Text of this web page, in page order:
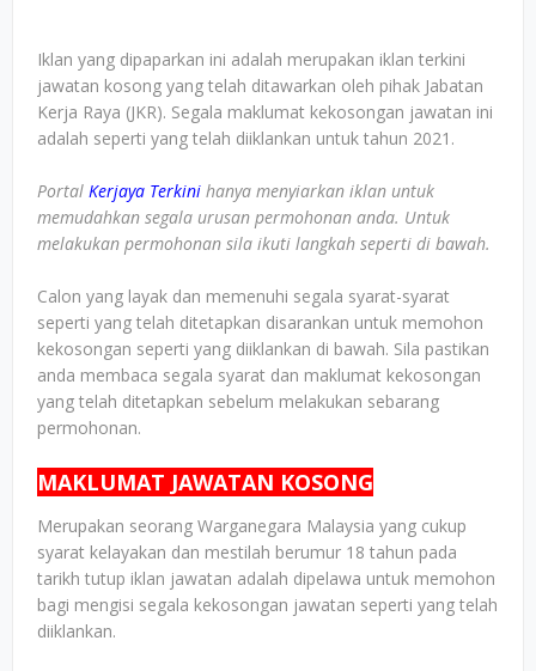
Iklan yang dipaparkan ini adalah merupakan iklan terkini
jawatan kosong yang telah ditawarkan oleh pihak Jabatan
Kerja Raya (JKR). Segala maklumat kekosongan jawatan ini
adalah seperti yang telah diiklankan untuk tahun 2021.
Portal Kerjaya Terkini hanya menyiarkan iklan untuk
memudahkan segala urusan permohonan anda. Untuk
melakukan permohonan sila ikuti langkah seperti di bawah.
Calon yang layak dan memenuhi segala syarat-syarat
seperti yang telah ditetapkan disarankan untuk memohon
kekosongan seperti yang diiklankan di bawah. Sila pastikan
anda membaca segala syarat dan maklumat kekosongan
yang telah ditetapkan sebelum melakukan sebarang
permohonan.
MAKLUMAT JAWATAN KOSONG
Merupakan seorang Warganegara Malaysia yang cukup
syarat kelayakan dan mestilah berumur 18 tahun pada
tarikh tutup iklan jawatan adalah dipelawa untuk memohon
bagi mengisi segala kekosongan jawatan seperti yang telah
diiklankan.